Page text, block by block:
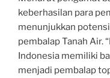
keberhasilan para
menunjukkan
pembalap Tanah Air.
Indonesia memiliki
menjadi pembalap